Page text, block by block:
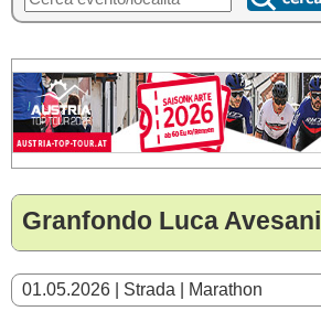
Granfondo Luca Avesani
01.05.2026 | Strada | Marathon